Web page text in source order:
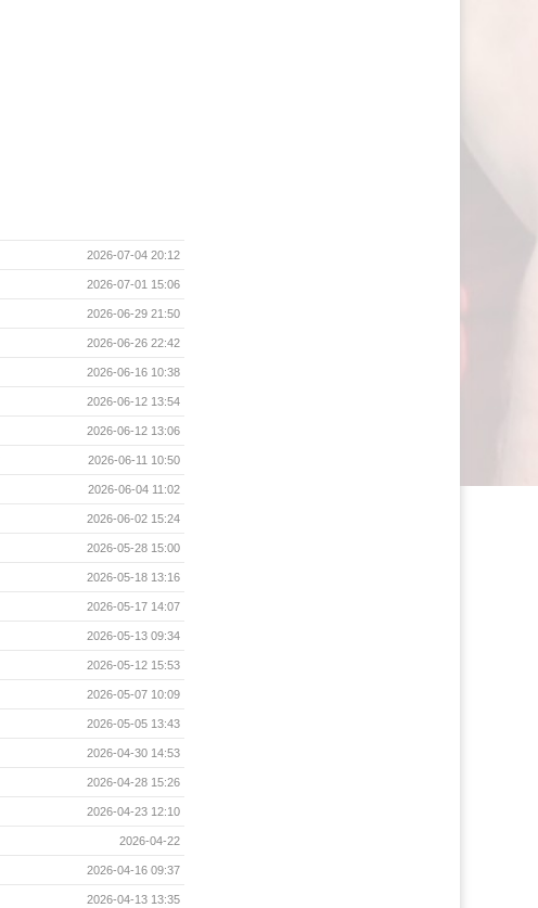
2026-07-04 20:12
2026-07-01 15:06
2026-06-29 21:50
2026-06-26 22:42
2026-06-16 10:38
2026-06-12 13:54
2026-06-12 13:06
2026-06-11 10:50
2026-06-04 11:02
2026-06-02 15:24
2026-05-28 15:00
2026-05-18 13:16
2026-05-17 14:07
2026-05-13 09:34
2026-05-12 15:53
2026-05-07 10:09
2026-05-05 13:43
2026-04-30 14:53
2026-04-28 15:26
2026-04-23 12:10
2026-04-22
2026-04-16 09:37
2026-04-13 13:35